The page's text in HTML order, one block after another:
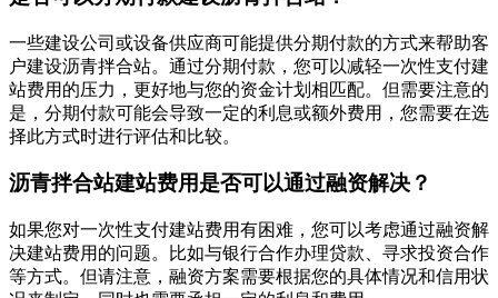
一些建设公司或设备供应商可能提供分期付款的方式来帮助客
户建设沥青拌合站。通过分期付款，您可以减轻一次性支付建
站费用的压力，更好地与您的资金计划相匹配。但需要注意的
是，分期付款可能会导致一定的利息或额外费用，您需要在选
择此方式时进行评估和比较。
沥青拌合站建站费用是否可以通过融资解决？
如果您对一次性支付建站费用有困难，您可以考虑通过融资解
决建站费用的问题。比如与银行合作办理贷款、寻求投资合作
等方式。但请注意，融资方案需要根据您的具体情况和信用状